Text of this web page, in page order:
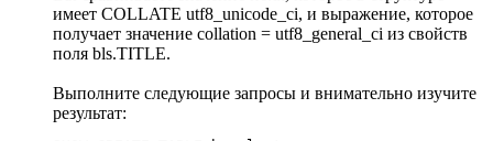
имеет COLLATE utf8_unicode_ci, и выражение, которое
получает значение collation = utf8_general_ci из свойств
поля bls.TITLE.
Выполните следующие запросы и внимательно изучите
результат: